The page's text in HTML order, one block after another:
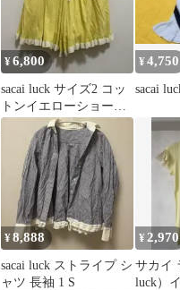
¥6,800
sacai luck サイズ2 コッ
トンイエローショート
パンツ
¥4,750
sacai
¥8,888
sacai luck ストライプ シ
ャツ 長袖 1 S
¥ 2,970
サカイ
luck）